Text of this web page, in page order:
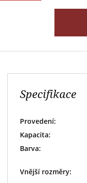
Specifikace
Provedení:
Kapacita:
Barva:
Vnější rozměry: